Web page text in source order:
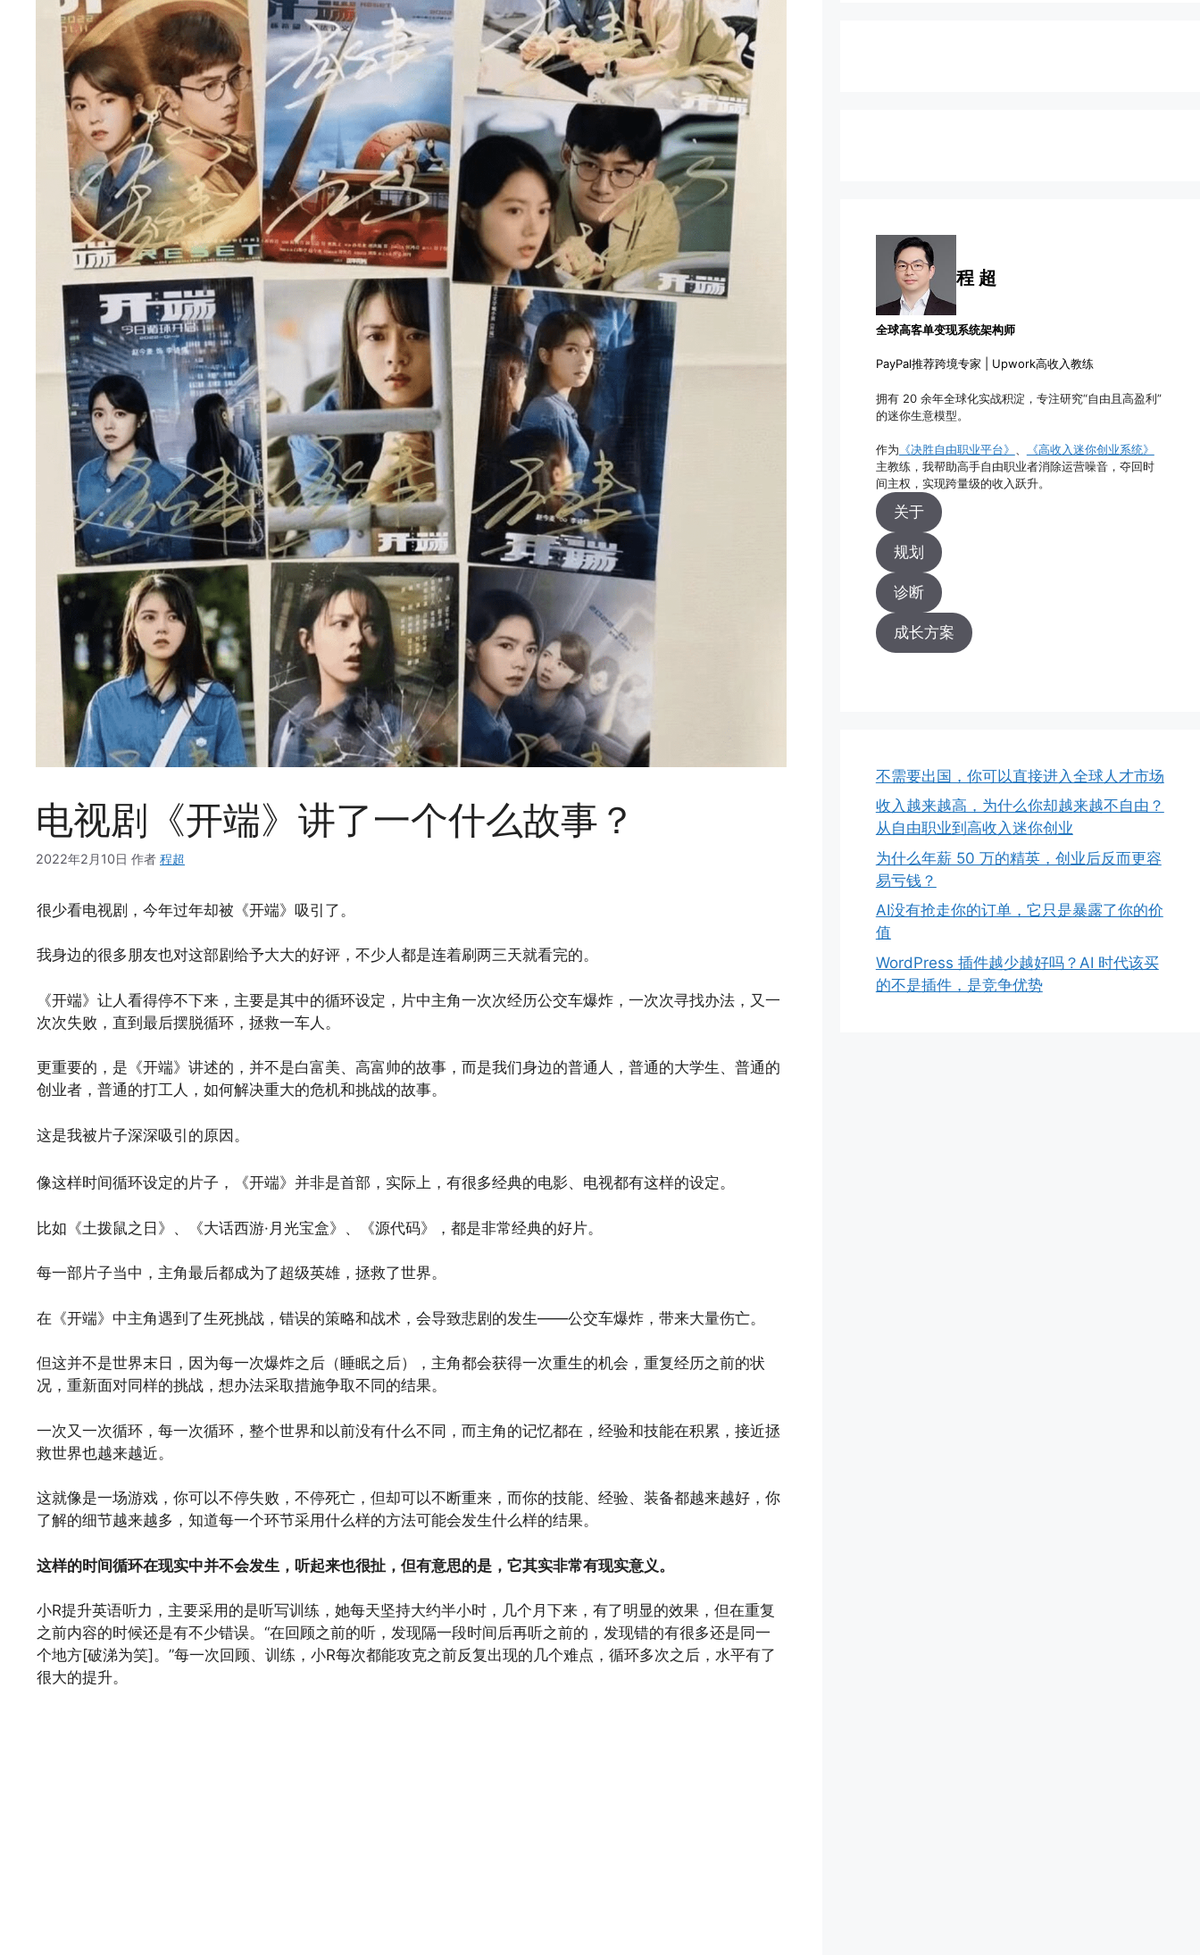
电视剧《开端》讲了一个什么故事？
2022年2月10日 作者 程超
很少看电视剧，今年过年却被《开端》吸引了。
我身边的很多朋友也对这部剧给予大大的好评，不少人都是连着刷两三天就看完的。
《开端》让人看得停不下来，主要是其中的循环设定，片中主角一次次经历公交车爆炸，一次次寻找办法，又一
次次失败，直到最后摆脱循环，拯救一车人。
更重要的，是《开端》讲述的，并不是白富美、高富帅的故事，而是我们身边的普通人，普通的大学生、普通的
创业者，普通的打工人，如何解决重大的危机和挑战的故事。
这是我被片子深深吸引的原因。
像这样时间循环设定的片子，《开端》并非是首部，实际上，有很多经典的电影、电视都有这样的设定。
比如《土拨鼠之日》、《大话西游·月光宝盒》、《源代码》，都是非常经典的好片。
每一部片子当中，主角最后都成为了超级英雄，拯救了世界。
在《开端》中主角遇到了生死挑战，错误的策略和战术，会导致悲剧的发生——公交车爆炸，带来大量伤亡。
但这并不是世界末日，因为每一次爆炸之后（睡眠之后），主角都会获得一次重生的机会，重复经历之前的状
况，重新面对同样的挑战，想办法采取措施争取不同的结果。
一次又一次循环，每一次循环，整个世界和以前没有什么不同，而主角的记忆都在，经验和技能在积累，接近拯
救世界也越来越近。
这就像是一场游戏，你可以不停失败，不停死亡，但却可以不断重来，而你的技能、经验、装备都越来越好，你
了解的细节越来越多，知道每一个环节采用什么样的方法可能会发生什么样的结果。
这样的时间循环在现实中并不会发生，听起来也很扯，但有意思的是，它其实非常有现实意义。
小R提升英语听力，主要采用的是听写训练，她每天坚持大约半小时，几个月下来，有了明显的效果，但在重复
之前内容的时候还是有不少错误。“在回顾之前的听，发现隔一段时间后再听之前的，发现错的有很多还是同一
个地方[破涕为笑]。”每一次回顾、训练，小R每次都能攻克之前反复出现的几个难点，循环多次之后，水平有了
很大的提升。
程 超
全球高客单变现系统架构师
PayPal推荐跨境专家 | Upwork高收入教练
拥有 20 余年全球化实战积淀，专注研究“自由且高盈利”
的迷你生意模型。
作为 《决胜自由职业平台》
《高收入迷你创业系统》
主教练，我帮助高手自由职业者消除运营噪音，夺回时
间主权，实现跨量级的收入跃升。
关于
规划
诊断
成长方案
不需要出国，你可以直接进入全球人才市场
收入越来越高，为什么你却越来越不自由？
从自由职业到高收入迷你创业
为什么年薪 50 万的精英，创业后反而更容
易亏钱？
AI没有抢走你的订单，它只是暴露了你的价
值
WordPress 插件越少越好吗？AI 时代该买
的不是插件，是竞争优势